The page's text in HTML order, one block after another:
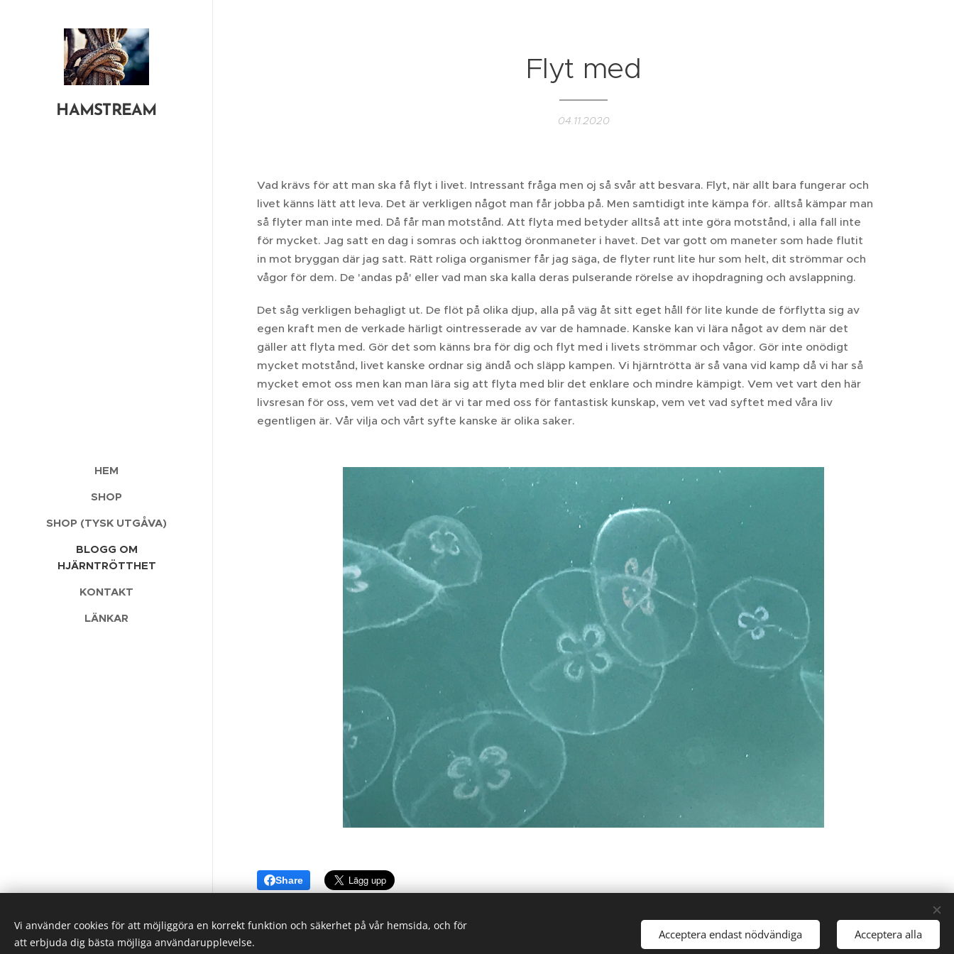
HAMSTREAM
HEM
SHOP
SHOP (TYSK UTGÅVA)
BLOGG OM
HJÄRNTRÖTTHET
KONTAKT
LÄNKAR
Flyt med
04.11.2020
Vad krävs för att man ska få flyt i livet. Intressant fråga men oj så svår att besvara. Flyt, när allt bara fungerar och
livet känns lätt att leva. Det är verkligen något man får jobba på. Men samtidigt inte kämpa för. alltså kämpar man
så flyter man inte med. Då får man motstånd. Att flyta med betyder alltså att inte göra motstånd, i alla fall inte
för mycket. Jag satt en dag i somras och iakttog öronmaneter i havet. Det var gott om maneter som hade flutit
in mot bryggan där jag satt. Rätt roliga organismer får jag säga, de flyter runt lite hur som helt, dit strömmar och
vågor för dem. De 'andas på' eller vad man ska kalla deras pulserande rörelse av ihopdragning och avslappning.
Det såg verkligen behagligt ut. De flöt på olika djup, alla på väg åt sitt eget håll för lite kunde de förflytta sig av
egen kraft men de verkade härligt ointresserade av var de hamnade. Kanske kan vi lära något av dem när det
gäller att flyta med. Gör det som känns bra för dig och flyt med i livets strömmar och vågor. Gör inte onödigt
mycket motstånd, livet kanske ordnar sig ändå och släpp kampen. Vi hjärntrötta är så vana vid kamp då vi har så
mycket emot oss men kan man lära sig att flyta med blir det enklare och mindre kämpigt. Vem vet vart den här
livsresan för oss, vem vet vad det är vi tar med oss för fantastisk kunskap, vem vet vad syftet med våra liv
egentligen är. Vår vilja och vårt syfte kanske är olika saker.
Share
Vi använder cookies för att möjliggöra en korrekt funktion och säkerhet på vår hemsida, och för
att erbjuda dig bästa möjliga användarupplevelse.
Acceptera endast nödvändiga Acceptera alla